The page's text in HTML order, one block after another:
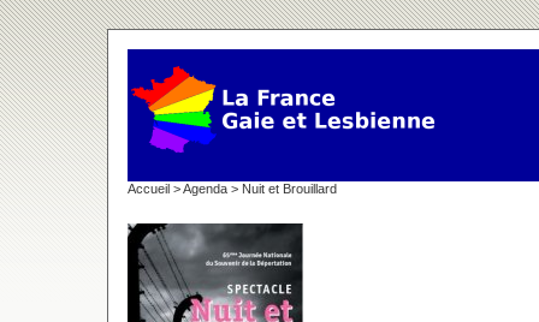
Accueil >Agenda > Nuit et Brouillard